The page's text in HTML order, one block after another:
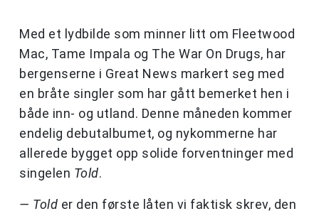
Med et lydbilde som minner litt om Fleetwood
Mac, Tame Impala og The War On Drugs, har
bergenserne i Great News markert seg med
en bråte singler som har gått bemerket hen i
både inn- og utland. Denne måneden kommer
endelig debutalbumet, og nykommerne har
allerede bygget opp solide forventninger med
singelen Told.
— Told er den første låten vi faktisk skrev, den